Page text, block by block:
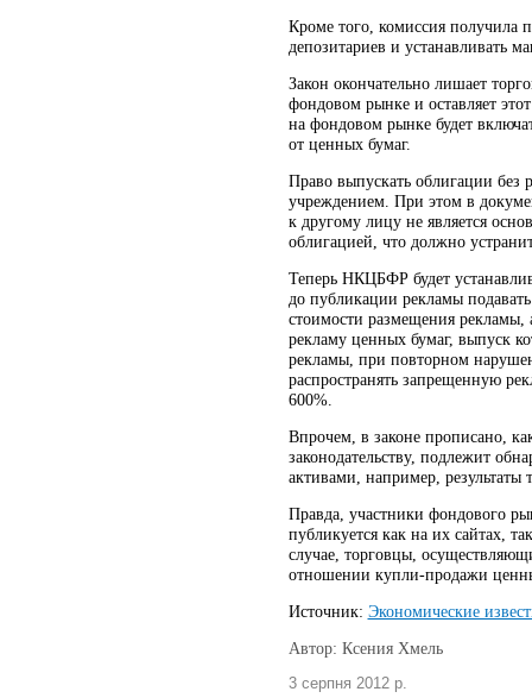
Кроме того, комиссия получила
депозитариев и устанавливать
Закон окончательно лишает
фондовом рынке и оставляет
на фондовом рынке будет
от ценных бумаг.
Право выпускать облигации без
учреждением. При этом в
к другому лицу не является
облигацией, что должно
Теперь НКЦБФР будет
до публикации рекламы
стоимости размещения рекламы,
рекламу ценных бумаг, выпуск
рекламы, при повторном
распространять запрещенную
600%.
Впрочем, в законе прописано,
законодательству, подлежит
активами, например,
Правда, участники фондового
публикуется как на их сайтах,
случае, торговцы,
отношении купли-продажи
Источник: Экономические
Автор: Ксения Хмель
3 серпня 2012 р.